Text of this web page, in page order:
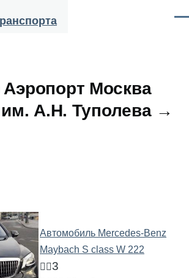
содержанию
Москва
А.Н. Туполева →
Автомобиль Mercedes-Benz
Maybach S class W 222
🧍‍♂️3